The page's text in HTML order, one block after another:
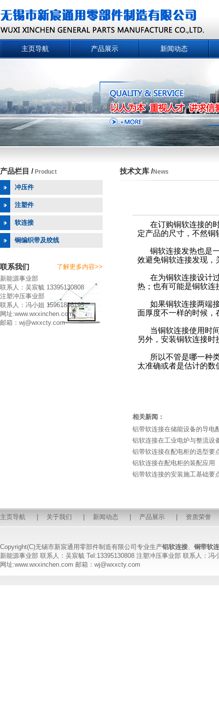
主页导航 产品展示 新闻动态
产品栏目 / Product
冲压件
注塑件
软连接
铜编织带及绞线
联系我们
了解更多内容>>
新能源事业部
联系人：吴宸毓 13395130808
注塑冲压事业部
联系人：冯小姐 15961886195
网址:www.wxxinchen.com
邮箱：wj@wxxcty.com
技术文库 /News
在订购铜软连接的
定产品的尺寸，不然
铜软连接发热也是
效避免铜软连接发现，
在为铜软连接设计
热；也有可能是铜软连
如果铜软连接两端
面厚度不一样的时候，
当铜软连接使用时
另外，安装铜软连接
所以不管是哪一种
太准确或者是估计的数
相关新闻：
铝带软连接在储能设备的导电
铝软连接在工业电炉与整流设
铝带软连接在配电柜的选型要
铝软连接在配电柜的装配应用
铝带软连接的安装施工基础要
主页导航 关于我们 新闻动态 产品展示 资质荣誉
Copyright(C)无锡市新宸通用零部件制造有限公司专业生产铝软连接、 铜带软
新能源事业部 联系人：吴宸毓 Tel:13395130808 注塑冲压事业部 联系人：冯
网址:www.wxxinchen.com 邮箱：wj@wxxcty.com